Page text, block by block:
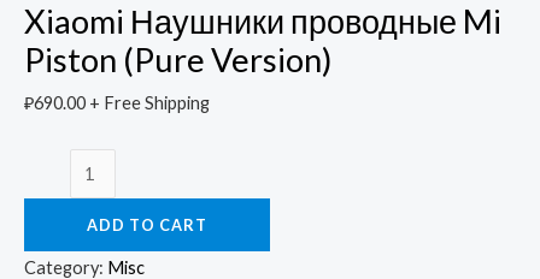
Xiaomi Наушники проводные Mi
Piston (Pure Version)
₽690.00 + Free Shipping
Наушники
проводные
Mi
ADD TO CART
Category: Misc